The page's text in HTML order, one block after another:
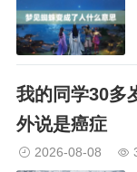
我的同学30多
外说是癌症
2026-08-08